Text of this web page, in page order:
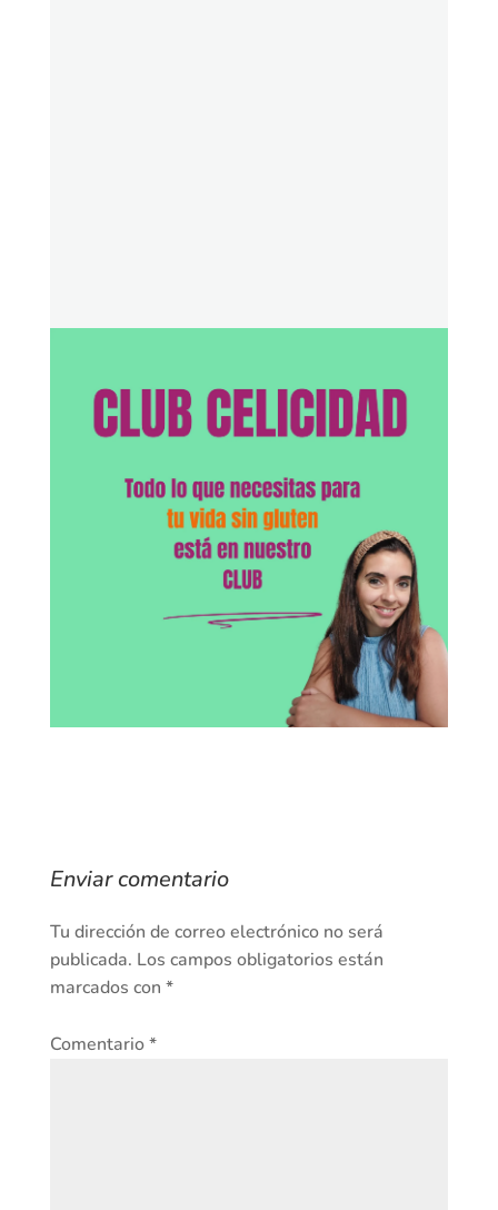
Enviar comentario
Tu dirección de correo electrónico no será
publicada. Los campos obligatorios están
marcados con *
Comentario*